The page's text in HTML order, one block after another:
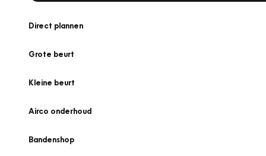
Direct plannen
Grote beurt
Kleine beurt
Airco onderhoud
Bandenshop